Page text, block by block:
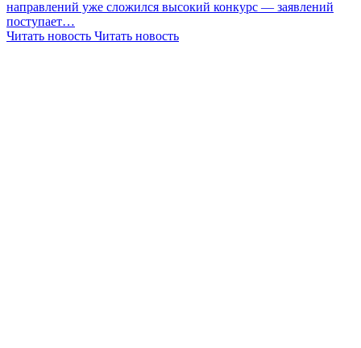
направлений уже сложился высокий конкурс — заявлений
поступает…
Читать новость Читать новость